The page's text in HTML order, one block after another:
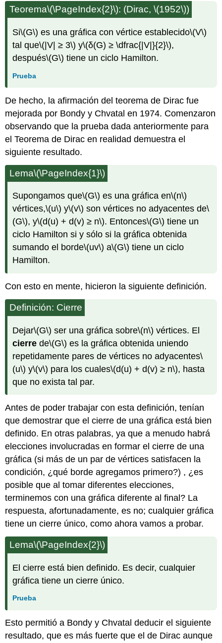
Teorema\(\PageIndex{2}\): (Dirac,\(1952\))
Si\(G\) es una gráfica con vértice establecido\(V\)
tal que\(|V| ≥ 3\) y\(δ(G) ≥ \dfrac{|V|}{2}\),
después\(G\) tiene un ciclo Hamilton.
Prueba
De hecho, la afirmación del teorema de Dirac fue
mejorada por Bondy y Chvatal en 1974. Comenzaron
observando que la prueba dada anteriormente para
el Teorema de Dirac en realidad demuestra el
siguiente resultado.
Lema\(\PageIndex{1}\)
Supongamos que\(G\) es una gráfica en\(n\)
vértices,\(u\) y\(v\) son vértices no adyacentes de\
(G\), y\(d(u) + d(v) ≥ n\). Entonces\(G\) tiene un
ciclo Hamilton si y sólo si la gráfica obtenida
sumando el borde\(uv\) a\(G\) tiene un ciclo
Hamilton.
Con esto en mente, hicieron la siguiente definición.
Definición: Cierre
Dejar\(G\) ser una gráfica sobre\(n\) vértices. El
cierre de\(G\) es la gráfica obtenida uniendo
repetidamente pares de vértices no adyacentes\
(u\) y\(v\) para los cuales\(d(u) + d(v) ≥ n\), hasta
que no exista tal par.
Antes de poder trabajar con esta definición, tenían
que demostrar que el cierre de una gráfica está bien
definido. En otras palabras, ya que a menudo habrá
elecciones involucradas en formar el cierre de una
gráfica (si más de un par de vértices satisfacen la
condición, ¿qué borde agregamos primero?) , ¿es
posible que al tomar diferentes elecciones,
terminemos con una gráfica diferente al final? La
respuesta, afortunadamente, es no; cualquier gráfica
tiene un cierre único, como ahora vamos a probar.
Lema\(\PageIndex{2}\)
El cierre está bien definido. Es decir, cualquier
gráfica tiene un cierre único.
Prueba
Esto permitió a Bondy y Chvatal deducir el siguiente
resultado, que es más fuerte que el de Dirac aunque